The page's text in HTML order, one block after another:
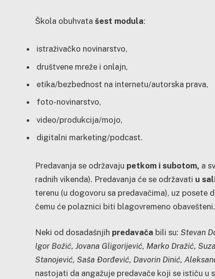
Škola obuhvata šest modula:
istraživačko novinarstvo,
društvene mreže i onlajn,
etika/bezbednost na internetu/autorska prava,
foto-novinarstvo,
video/produkcija/mojo,
digitalni marketing/podcast.
Predavanja se održavaju petkom i subotom, a
radnih vikenda). Predavanja će se održavati u
terenu (u dogovoru sa predavačima), uz posete
čemu će polaznici biti blagovremeno obavešteni.
Neki od dosadašnjih predavača bili su: Stevan
Igor Božić, Jovana Gligorijević, Marko Dražić,
Stanojević, Saša Đorđević, Davorin Dinić,
nastojati da angažuje predavače koji se ističu